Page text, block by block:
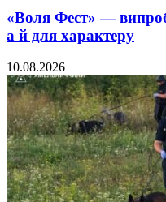
«Воля Фест» —
а й для характеру
10.08.2026